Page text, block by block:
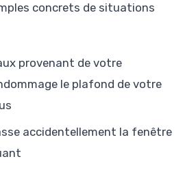
concrets de situations
provenant de votre
le plafond de votre
accidentellement la fenêtre